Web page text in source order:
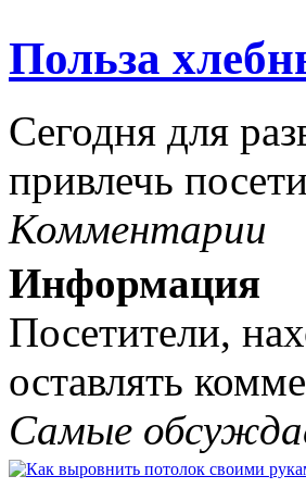
Польза
Сегодня для
привлечь
Комментарии
Информация
Посетители,
оставлять
Самые